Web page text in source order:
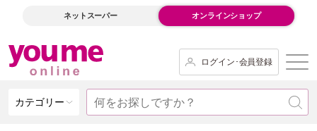
ネットスーパー オンラインショップ
ログイン･会員登録
カテゴリー